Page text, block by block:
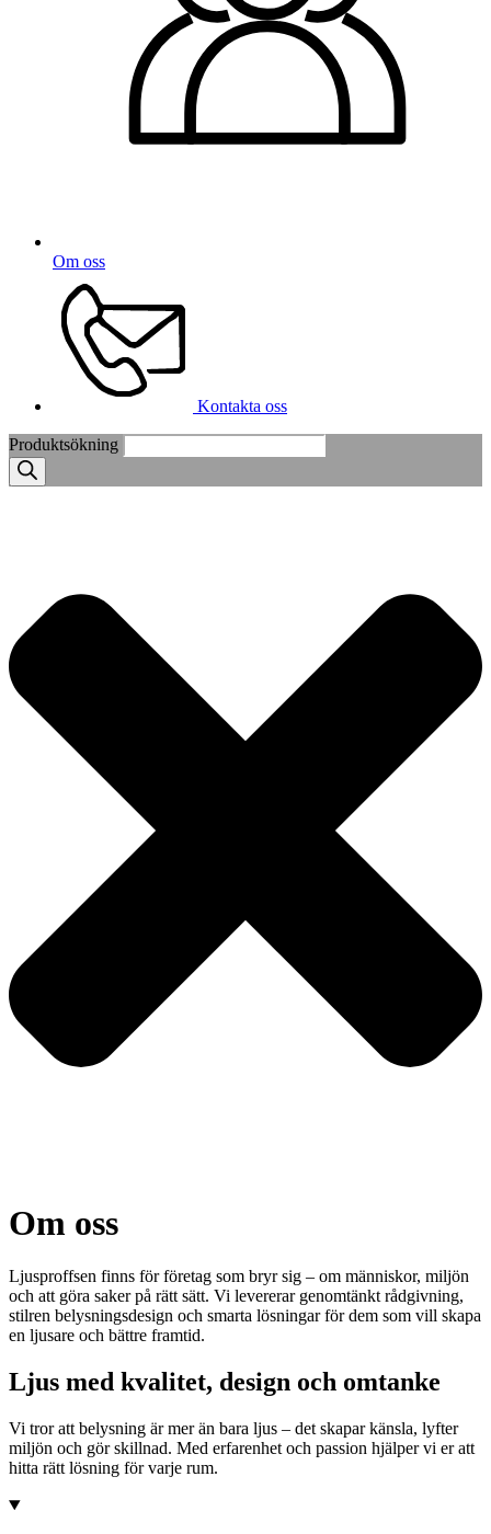
Om oss
Kontakta oss
Produktsökning
Om oss
Ljusproffsen finns för företag som bryr sig – om människor, miljön
och att göra saker på rätt sätt. Vi levererar genomtänkt rådgivning,
stilren belysningsdesign och smarta lösningar för dem som vill skapa
en ljusare och bättre framtid.
Ljus med kvalitet, design och omtanke
Vi tror att belysning är mer än bara ljus – det skapar känsla, lyfter
miljön och gör skillnad. Med erfarenhet och passion hjälper vi er att
hitta rätt lösning för varje rum.